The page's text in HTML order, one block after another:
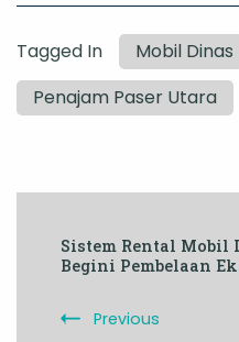
Tagged In Mobil Dinas
Penajam Paser Utara
Navigation
Sistem Rental
Begini Pembelaan
Previous